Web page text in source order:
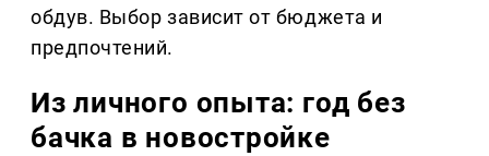
обдув. Выбор зависит от бюджета и
предпочтений.
Из личного опыта: год без
бачка в новостройке